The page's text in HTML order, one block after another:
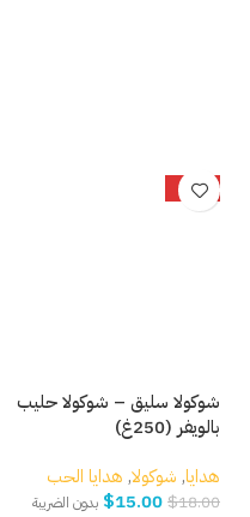
-17%
شوكولا سليق – شوكولا حليب
بالويفر (250غ)
هدايا, شوكولا, هدايا الحب
$18.00
$15.00 بدون الضريبة